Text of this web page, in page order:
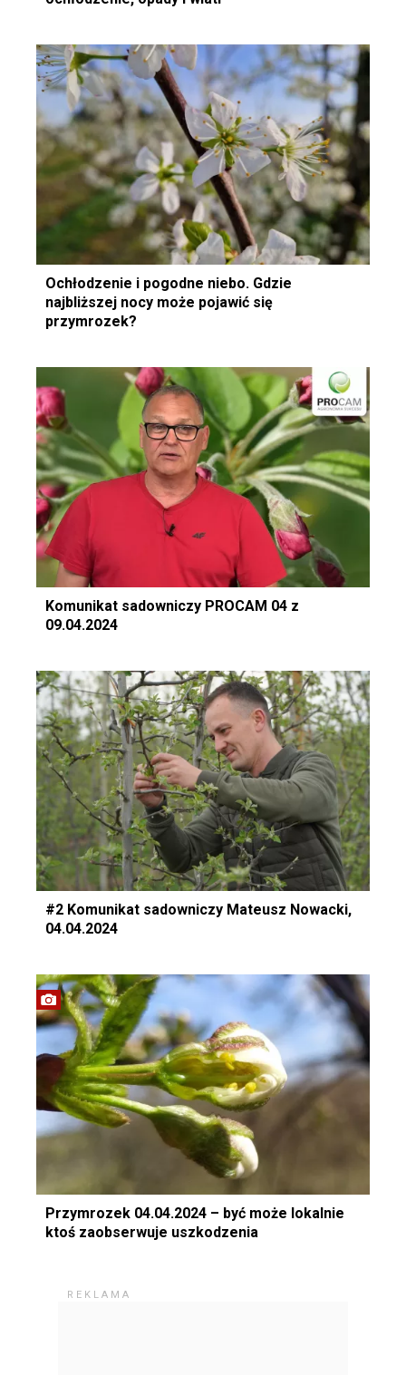
Ochłodzenie i pogodne niebo. Gdzie
najbliższej nocy może pojawić się
przymrozek?
Komunikat sadowniczy PROCAM 04 z
09.04.2024
#2 Komunikat sadowniczy Mateusz Nowacki,
04.04.2024
Przymrozek 04.04.2024 – być może lokalnie
ktoś zaobserwuje uszkodzenia